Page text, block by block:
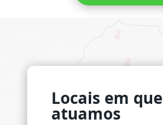
Locais em que
atuamos